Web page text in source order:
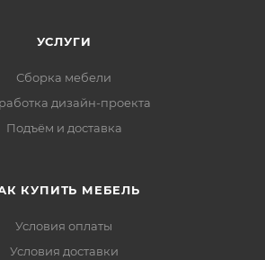
УСЛУГИ
Сборка мебели
дизайн-проекта
Подъём и доставка
КУПИТЬ МЕБЕЛЬ
Условия оплаты
Условия доставки